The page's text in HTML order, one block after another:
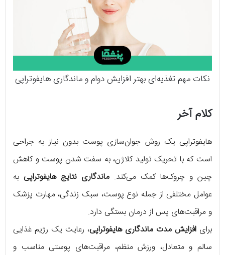
نکات مهم تغذیه‌ای بهتر افزایش دوام و ماندگاری هایفوتراپی
کلام آخر
هایفوتراپی یک روش جوان‌سازی پوست بدون نیاز به جراحی
است که با تحریک تولید کلاژن، به سفت شدن پوست و کاهش
چین و چروک‌ها کمک می‌کند. ماندگاری نتایج هایفوتراپی به
عوامل مختلفی از جمله نوع پوست، سبک زندگی، مهارت پزشک
و مراقبت‌های پس از درمان بستگی دارد.
برای افزایش مدت ماندگاری هایفوتراپی، رعایت یک رژیم غذایی
سالم و متعادل، ورزش منظم، مراقبت‌های پوستی مناسب و